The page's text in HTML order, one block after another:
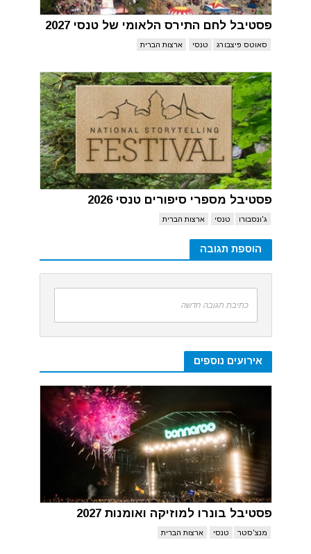
פסטיבל לחם התירס הלאומי של טנסי 2027
סאוטס פיצבורג טנסי ארצות הברית
פסטיבל מספרי סיפורים טנסי 2026
ג'ונסבורו טנסי ארצות הברית
הוספת תגובה
כתיבת תגובה חדשה
אירועים נוספים
פסטיבל בונרו למוזיקה ואומנות 2027
מנצ'סטר טנסי ארצות הברית